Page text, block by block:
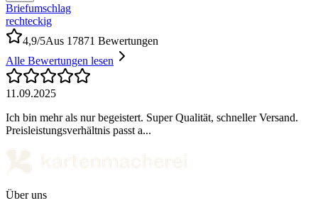
Briefumschlag
rechteckig
4,9/5Aus 17871 Bewertungen
Alle Bewertungen lesen
11.09.2025
Ich bin mehr als nur begeistert. Super Qualität, schneller Versand.
Preisleistungsverhältnis passt a...
Über uns